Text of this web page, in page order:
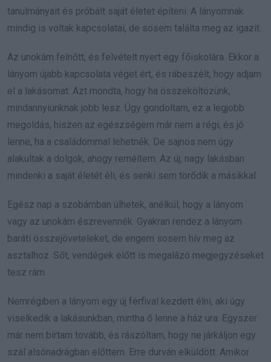
tanulmányait és próbált saját életet építeni. A lányomnak
mindig is voltak kapcsolatai, de sosem találta meg az igazit.
Az unokám felnőtt, és felvételt nyert egy főiskolára. Ekkor a
lányom újabb kapcsolata véget ért, és rábeszélt, hogy adjam
el a lakásomat. Azt mondta, hogy ha összeköltözünk,
mindannyiunknak jobb lesz. Úgy gondoltam, ez a legjobb
megoldás, hiszen az egészségem már nem a régi, és jó
lenne, ha a családommal lehetnék. De sajnos nem úgy
alakultak a dolgok, ahogy reméltem. Az új, nagy lakásban
mindenki a saját életét éli, és senki sem törődik a másikkal.
Egész nap a szobámban ülhetek, anélkül, hogy a lányom
vagy az unokám észrevennék. Gyakran rendez a lányom
baráti összejöveteleket, de engem sosem hív meg az
asztalhoz. Sőt, vendégek előtt is megalázó megjegyzéseket
tesz rám.
Nemrégiben a lányom egy új férfival kezdett élni, aki úgy
viselkedik a lakásunkban, mintha ő lenne a ház ura. Egyszer
már nem bírtam tovább, és rászóltam, hogy ne járkáljon egy
szál alsónadrágban előttem. Erre durván elküldött. Amikor